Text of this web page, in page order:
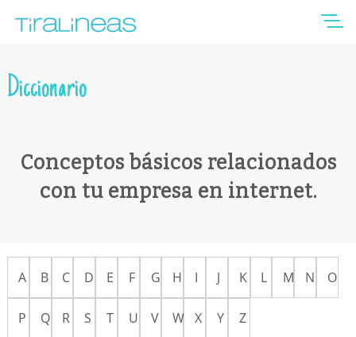
Diccionario
Conceptos básicos relacionados
con tu empresa en internet.
A B C D E F G H I J K L M N O
P Q R S T U V W X Y Z